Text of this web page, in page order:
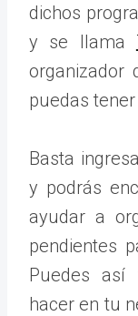
dichos
y se llama
organizador
puedas
Basta
y podrás
ayudar a
pendientes
Puedes así
hacer en tu